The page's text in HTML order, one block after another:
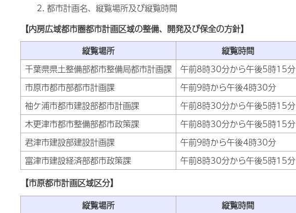
都市計画名、縦覧場所及び縦覧時間
【内房広域都市圏都市計画区域の整備、開発及び保全の方針】
縦覧場所
縦覧時間
千葉県県土整備部都市整備局都市計画課
午前8時30分から午後5時15分
市原市都市部都市計画課
午前9時から午後4時30分
袖ケ浦市都市建設部都市計画課
午前8時30分から午後5時15分
木更津市都市整備部都市政策課
午前8時30分から午後5時15分
君津市建設部建設計画課
午前9時から午後4時30分
富津市建設経済部都市政策課
午前8時30分から午後5時15分
【市原都市計画区域区分】
縦覧場所
縦覧時間